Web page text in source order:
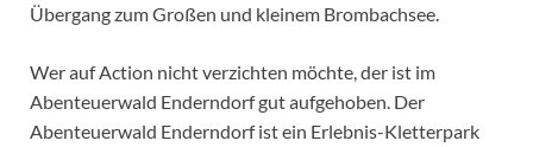
Übergang zum Großen und kleinem Brombachsee.
Wer auf Action nicht verzichten möchte, der ist im
Abenteuerwald Enderndorf gut aufgehoben. Der
Abenteuerwald Enderndorf ist ein Erlebnis-Kletterpark